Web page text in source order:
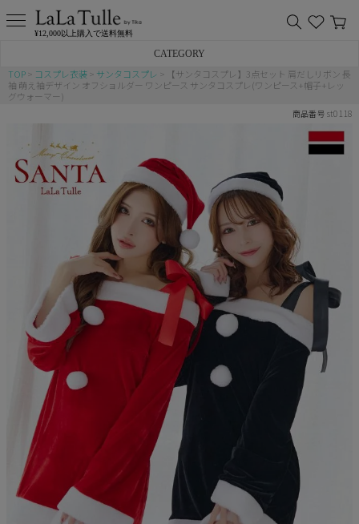
¥12,000以上購入で送料無料
CATEGORY
バニー
アニマル
制服
ナース
ミリタリー
ウエイトレス
TOP コスプレ衣装 サンタコスプレ
【サンタコスプレ】3点セット 肩だしリボン 長
袖 萌え袖デザイン オフショルダー ワンピース サンタコスプレ(ワンピース+帽子+レッ
グウォーマー)
商品番号 st0118